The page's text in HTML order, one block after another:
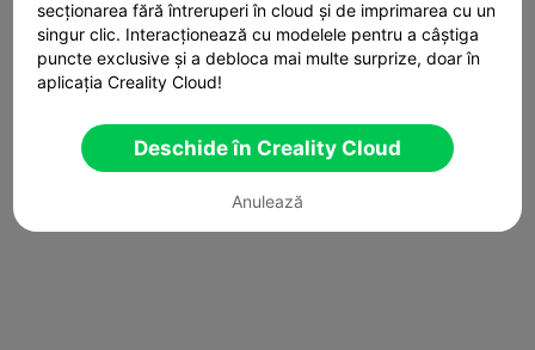
secționarea fără întreruperi în cloud și de imprimarea cu un
singur clic. Interacționează cu modelele pentru a câștiga
puncte exclusive și a debloca mai multe surprize, doar în
aplicația Creality Cloud!
Deschide în Creality Cloud
Anulează